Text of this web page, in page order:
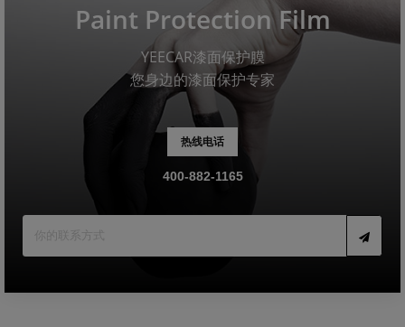
Paint Protection Film
YEECAR漆面保护膜
您身边的漆面保护专家
热线电话
400-882-1165